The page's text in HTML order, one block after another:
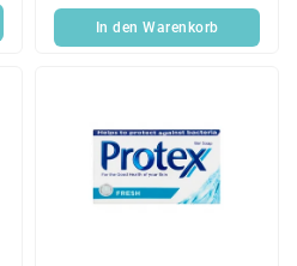
In den Warenkorb